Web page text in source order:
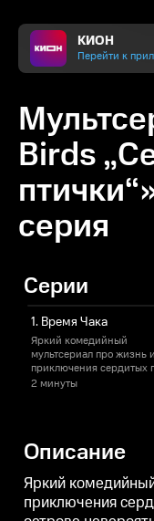
КИОН
Перейти к
Birds
серия
Серии
1. Время Чака
Яркий комедийный
мультсериал про жизнь и
приключения сердитых
Все птички на острове
три яйца, уютно
мягком гнёздышке, были
безопасности. Ред
переживает за будущее
потомство и с полной
2 минуты
Описание
Яркий
приключения